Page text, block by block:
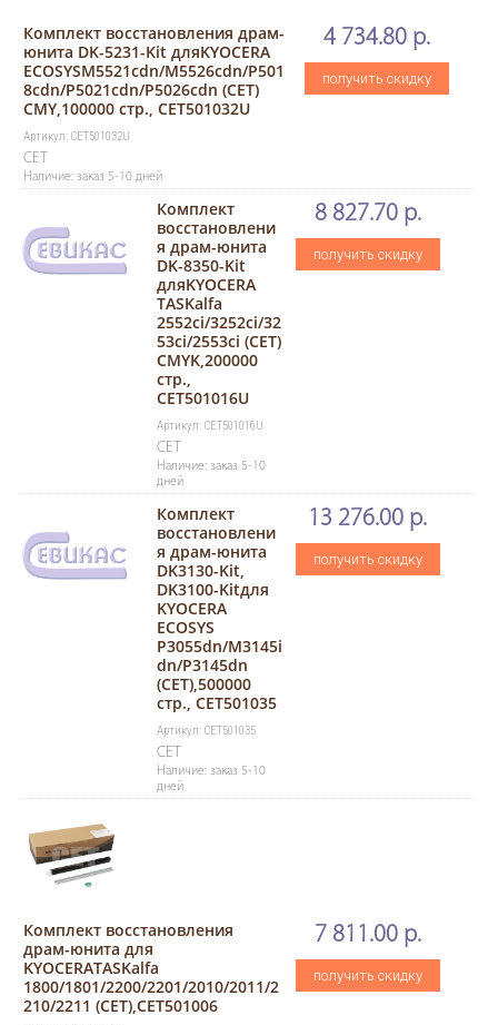
Комплект восстановления драм-
юнита DK-5231-Kit дляKYOCERA
ECOSYSM5521cdn/M5526cdn/P501
8cdn/P5021cdn/P5026cdn (CET)
CMY,100000 стр., CET501032U
Артикул: CET501032U
CET
Наличие: заказ 5-10 дней
4 734.80 р.
получить скидку
Комплект
восстановлени
я драм-юнита
DK-8350-Kit
дляKYOCERA
TASKalfa
2552ci/3252ci/32
53ci/2553ci (CET)
CMYK,200000
стр.,
CET501016U
Артикул: CET501016U
CET
Наличие: заказ 5-10
дней
8 827.70 р.
получить скидку
Комплект
восстановлени
я драм-юнита
DK3130-Kit,
DK3100-Kitдля
KYOCERA
ECOSYS
P3055dn/M3145i
dn/P3145dn
(CET),500000
стр., CET501035
Артикул: CET501035
CET
Наличие: заказ 5-10
дней
13 276.00 р.
получить скидку
Комплект восстановления
драм-юнита для
KYOCERATASKalfa
1800/1801/2200/2201/2010/2011/2
210/2211 (CET),CET501006
7 811.00 р.
получить скидку